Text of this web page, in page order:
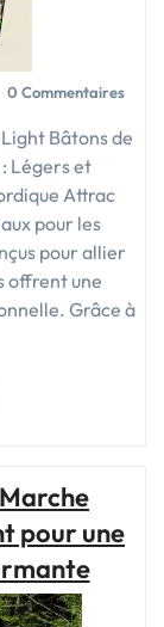
0 Commentaires
Bâtons de
Légers et
Attrac
pour les
pour allier
offrent une
Grâce à
pour une